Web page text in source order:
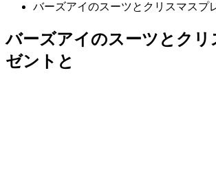
バーズアイのスーツとクリスマスプ
バーズアイのスーツとクリ
ゼントと